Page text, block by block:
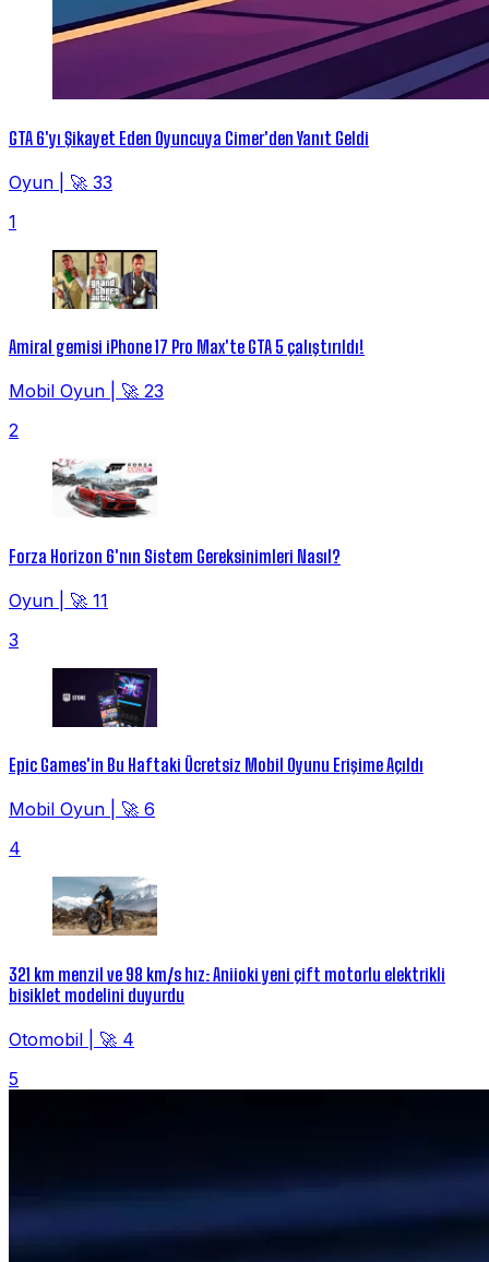
GTA 6'yı Şikayet Eden Oyuncuya Cimer'den Yanıt Geldi
Oyun
🚀 33
1
Amiral gemisi iPhone 17 Pro Max'te GTA 5 çalıştırıldı!
Mobil Oyun
🚀 23
2
Forza Horizon 6'nın Sistem Gereksinimleri Nasıl?
Oyun
🚀 11
3
Epic Games'in Bu Haftaki Ücretsiz Mobil Oyunu Erişime Açıldı
Mobil Oyun
🚀 6
4
321 km menzil ve 98 km/s hız: Aniioki yeni çift motorlu elektrikli
bisiklet modelini duyurdu
Otomobil
🚀 4
5